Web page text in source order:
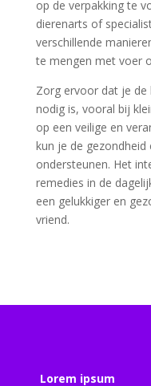
op de verpakking te
dierenarts of
verschillende
te mengen met voer
Zorg ervoor dat je de
nodig is, vooral bij
op een veilige en
kun je de
ondersteunen. Het
remedies in de
een gelukkiger en
vriend.
Lorem ipsum